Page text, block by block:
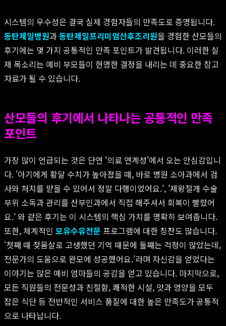
시스템의 우수성은 결국 실제 경험자들의 만족도로 증명됩니다.
동탄제일병원과동탄제일프리미엄산후조리원을 경험한 산모들의
후기에는 몇 가지 공통적인 만족 포인트가 발견됩니다. 이러한 실
제 목소리는 예비 부모들이 현명한 결정을 내리는 데 중요한 참고
자료가 될 수 있습니다.
산모들의 후기에서 나타나는 공통적인 만족
포인트
가장 많이 언급되는 것은 단연 '의료 연계성'에서 오는 안심감입니
다. '아기에게 황달 수치가 높아졌을 때, 바로 병원 소아과에서 검
사와 처치를 받을 수 있어서 정말 다행이었어요.', '제왕절개 수술
부위 소독과 관리를 산부인과에서 직접 해주셔서 회복이 빨랐어
요.' 와 같은 후기는 이 시스템의 핵심 가치를 명확히 보여줍니다.
또한, 체계적인 모유수유전문 프로그램에 대한 칭찬도 많습니다.
'첫째 때 젖몸살로 고생했던 기억 때문에 둘째는 걱정이 많았는데,
전문가의 도움으로 완모에 성공했어요.'라며 자신감을 얻었다는
이야기는 많은 예비 엄마들의 공감을 얻고 있습니다. 마지막으로,
모든 직원들의 전문성과 친절함, 쾌적한 시설, 맛과 영양을 모두
잡은 식단 등 전반적인 서비스 품질에 대한 높은 만족도가 공통적
으로 나타납니다.